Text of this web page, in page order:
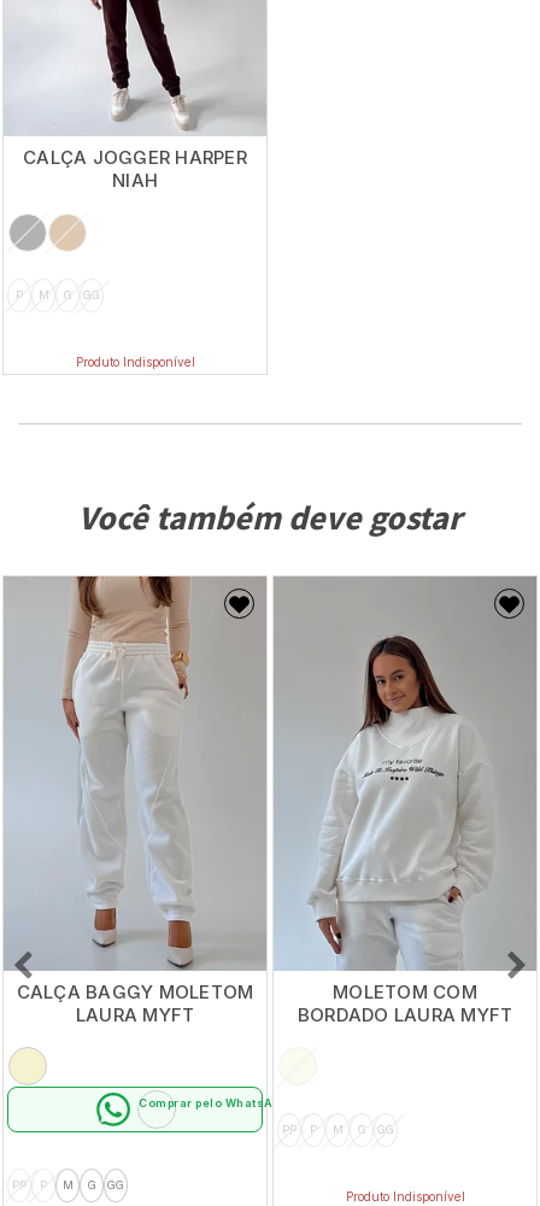
CALÇA JOGGER HARPER
NIAH
P M G GG
Produto Indisponível
Você também deve gostar
CALÇA BAGGY MOLETOM
LAURA MYFT
Comprar pelo WhatsApp
PP P M G GG
MOLETOM COM
BORDADO LAURA MYFT
PP P M G GG
Produto Indisponível